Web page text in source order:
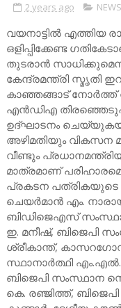
2 years ago
വയനാട്ടിൽ എത്തിയ
ഒളിപ്പിക്കേണ്ട
തുടരാൻ
കേന്ദ്രമന്ത്രി സ്മൃതി
കാഞ്ഞങ്ങാട് നോർത്ത്
എൻഡിഎ
ഉദ്ഘാടനം
അഴിമതിയും വികസന
വീണ്ടും
മാത്രമാണ്
പ്രകടന പത്രികയുടെ
ചെയർമാൻ എം.
ബിഡിജെഎസ്
ഇ. മനീഷ്, ബിജെപി
ശ്രീകാന്ത്,
സ്ഥാനാർത്ഥി
ബിജെപി സംസ്ഥാന
കെ. രഞ്ജിത്ത്,